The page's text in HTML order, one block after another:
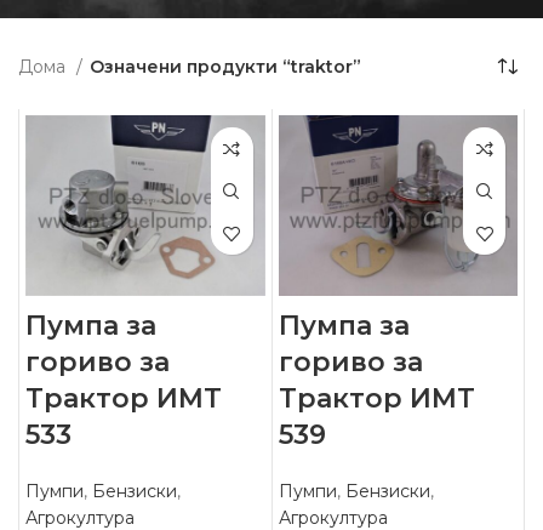
Дома Означени продукти “traktor”
Пумпа за
гориво за
Трактор ИМТ
533
Пумпи, Бензиски,
Агрокултура
Пумпа за
гориво за
Трактор ИМТ
539
Пумпи, Бензиски,
Агрокултура